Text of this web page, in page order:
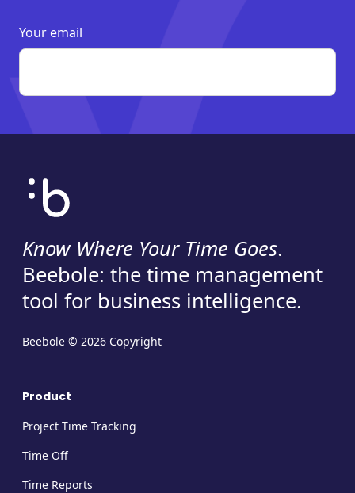
Your email
Know Where Your Time Goes.
Beebole: the time management
tool for business intelligence.
Beebole © 2026 Copyright
Product
Project Time Tracking
Time Off
Time Reports